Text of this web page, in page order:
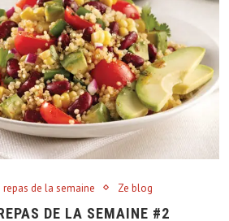
repas de la semaine Ze blog
DE LA SEMAINE #2